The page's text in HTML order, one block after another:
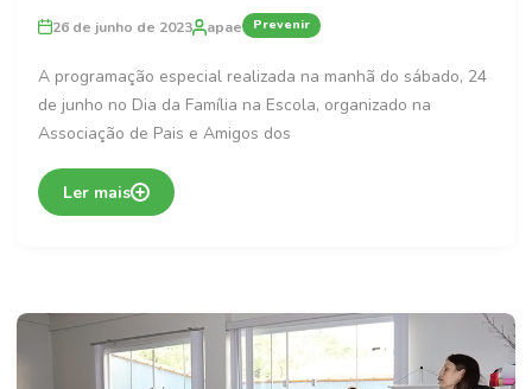
26 de junho de 2023 apae Prevenir
A programação especial realizada na manhã do sábado, 24
de junho no Dia da Família na Escola, organizado na
Associação de Pais e Amigos dos
Ler mais